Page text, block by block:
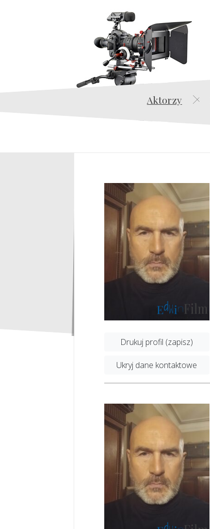
Aktorzy
Drukuj profil (zapisz)
Ukryj dane kontaktowe